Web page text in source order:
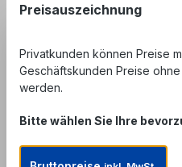
Preisauszeichnung
Privatkunden können Preise
Geschäftskunden Preise
werden.
Bitte wählen Sie Ihre